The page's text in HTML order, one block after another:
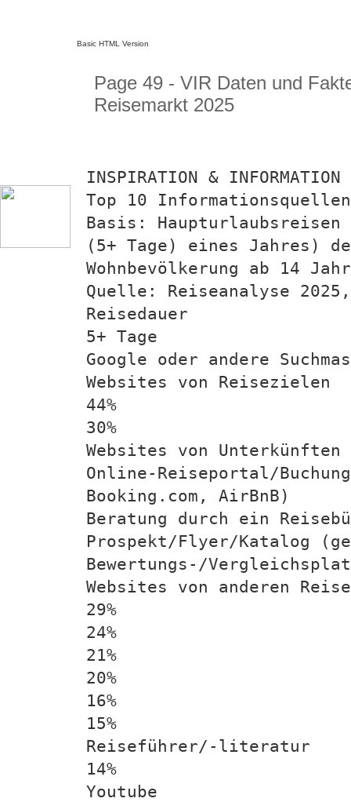
Basic HTML Version
Page 49 - VIR Daten und
Reisemarkt 2025
INSPIRATION & INFORMATION
Top 10
Basis:
(5+ Tage) eines Jahres)
Wohnbevölkerung ab 14
Quelle: Reiseanalyse 2025,
Reisedauer
5+ Tage
Google oder andere
Websites von Reisezielen
44%
30%
Websites von Unterkünften
Online-Reiseportal/
Booking.com, AirBnB)
Beratung durch ein
Prospekt/Flyer/Katalog
Bewertungs-/
Websites von anderen
29%
24%
21%
20%
16%
15%
Reiseführer/-literatur
14%
Youtube